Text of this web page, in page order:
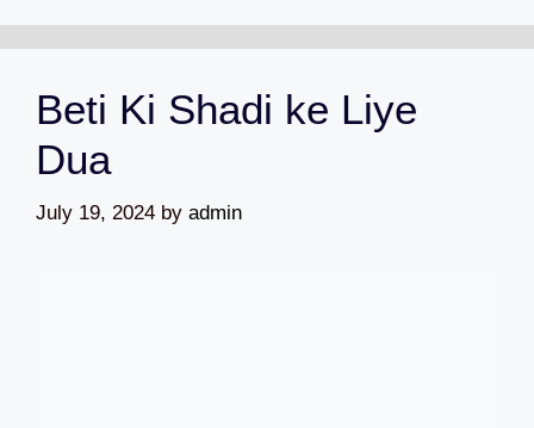
Beti Ki Shadi ke Liye
Dua
July 19, 2024 by admin